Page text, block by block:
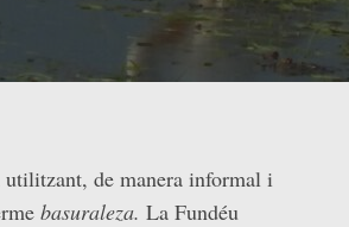
utilitzant, de manera informal i
basuraleza. La Fundéu